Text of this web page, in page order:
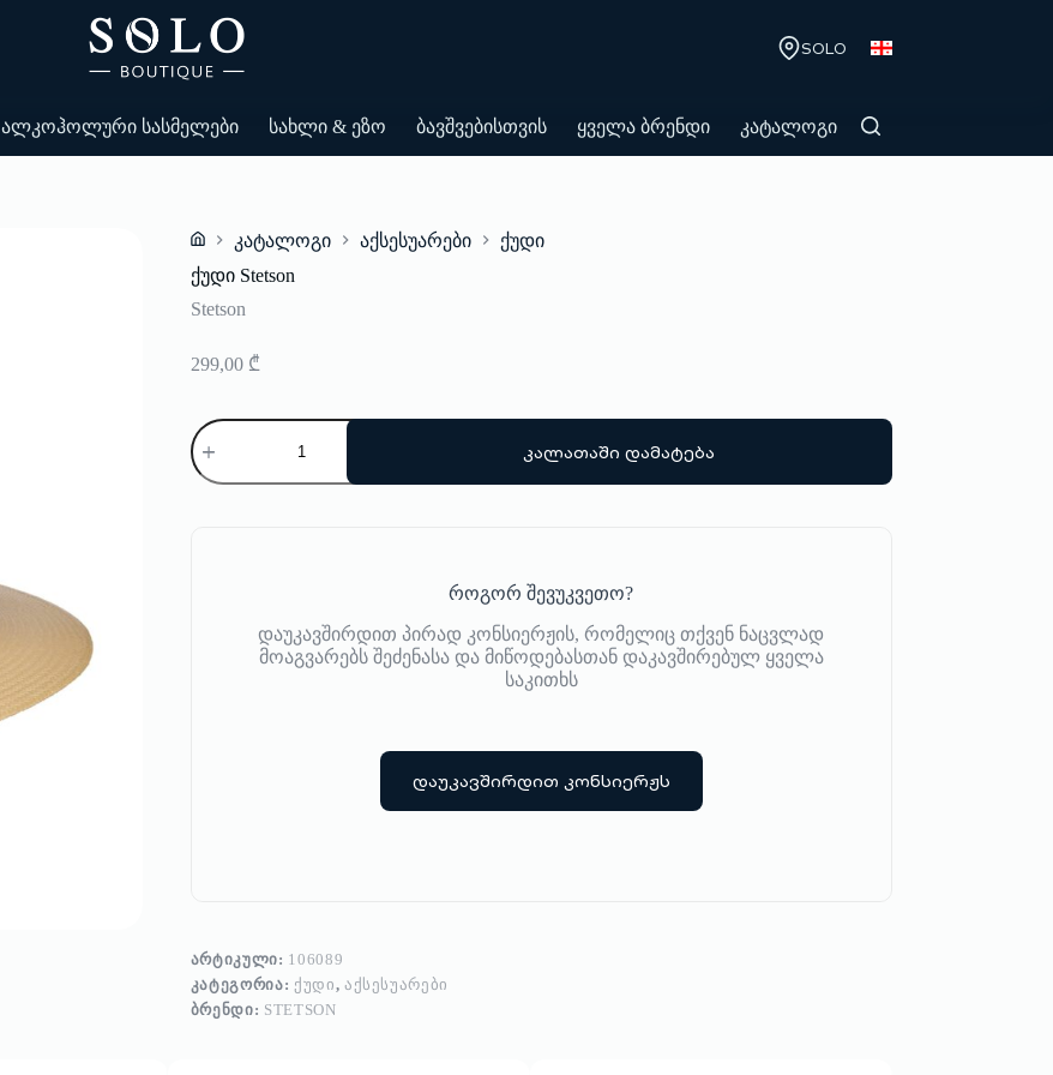
SOLO
ალკოჰოლური სასმელები სახლი & ეზო ბავშვებისთვის ყველა ბრენდი კატალოგი
Home
კატალოგი აქსესუარები
ქუდი
ქუდი Stetson
Stetson
299,00 ₾
რაოდენობა:
ქუდი
Stetson
კალათაში დამატება
როგორ შევუკვეთო?
დაუკავშირდით პირად კონსიერჟის, რომელიც თქვენ ნაცვლად
მოაგვარებს შეძენასა და მიწოდებასთან დაკავშირებულ ყველა
საკითხს
დაუკავშირდით კონსიერჟს
ᲐᲠᲢᲘᲙᲣᲚᲘ: 106089
ᲙᲐᲢᲔᲒᲝᲠᲘᲐ: ᲥᲣᲓᲘ, ᲐᲥᲡᲔᲡᲣᲐᲠᲔᲑᲘ
ᲑᲠᲔᲜᲓᲘ: STETSON